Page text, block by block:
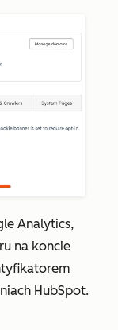
Analytics,
na koncie
HubSpot.